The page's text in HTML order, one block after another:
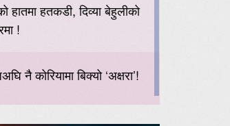
हातमा हतकडी, दिव्या बेहुलीको
!
नै कोरियामा बिक्यो ‘अक्षरा’!